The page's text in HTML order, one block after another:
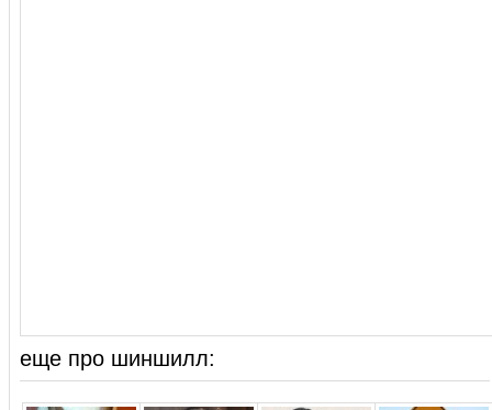
еще про шиншилл: